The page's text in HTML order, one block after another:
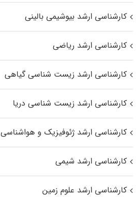
کارشناسی ارشد بیوشیمی بالینی
کارشناسی ارشد ریاضی
کارشناسی ارشد زیست‌ شناسی گیاهی
کارشناسی ارشد زیست‌ شناسی دریا
کارشناسی ارشد ژئوفیزیک و هواشناسی
کارشناسی ارشد شیمی
کارشناسی ارشد علوم زمین